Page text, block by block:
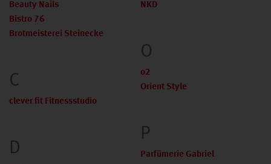
Beauty Nails
Bistro 76
Brotmeisterei Steinecke
C
clever fit Fitnessstudio
D
NKD
O
o2
Orient Style
P
Parfümerie Gabriel